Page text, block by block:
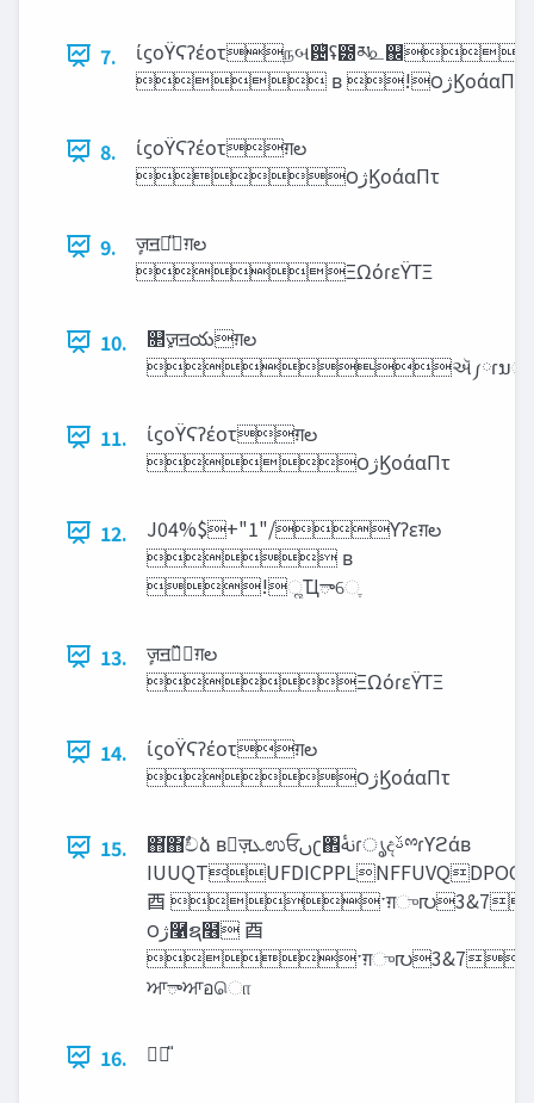
7.
 ʙ !౦‫ژ‬ϏοάαΠτ
8.
ίϛοΫϚʔέοτग़ల
౦‫ژ‬ϏοάαΠτ
9.
ٕज़ॻయ̎ग़ల
ΞΩόɾεΫΤΞ
10.
௒ٕज़ॻయग़ల
ઍ༿ɾນ
11.
ίϛοΫϚʔέοτग़ల
౦‫ژ‬ϏοάαΠτ
12.
J04%$+"1"/ϒʔεग़ల
 ʙ
!ૣҴాେֶ
13.
ٕज़ॻయ̏ग़ల
ΞΩόɾεΫΤΞ
14.
ίϛοΫϚʔέοτग़ల
౦‫ژ‬ϏοάαΠτ
15.
΋͘΋ࣥ͘චձ ʙٕज़‫ܥ‬ಉਓࢽʗ঎‫ࢽۀ‬ɾൃදࢿྉɾϒϩάʙ
⾣
౦‫ژ‬࿡ຊ໦ ⾣
ਆాਆอொ
16.